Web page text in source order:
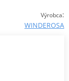
Výrobca:
WINDEROSA